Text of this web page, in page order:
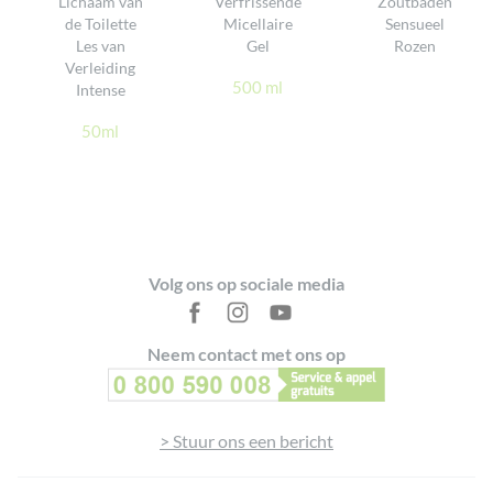
Geformuleerd onder farmaceutische controle en
dermatologisch getest
Getest op gevoelige huid
Ontworpen, geproduceerd en verpakt in Frankrijk
GEEF UW MENING
de Toilette
Les van
Verleiding
Intense
50ml
Micellaire
Gel
500 ml
Sensueel
Rozen
Volg ons op sociale media
Neem contact met ons op
> Stuur ons een bericht